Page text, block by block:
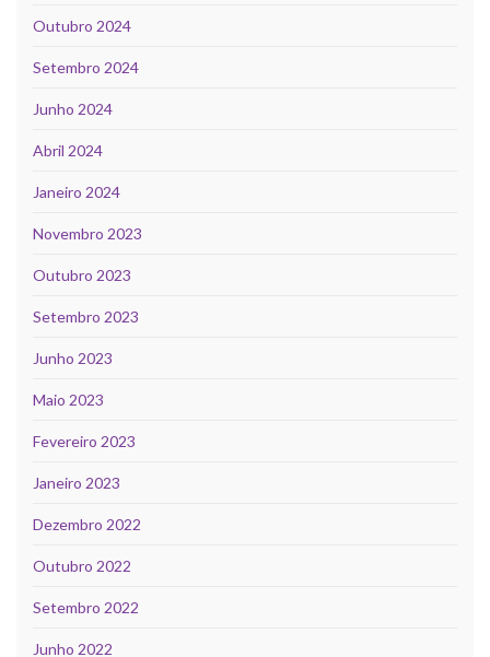
Outubro 2024
Setembro 2024
Junho 2024
Abril 2024
Janeiro 2024
Novembro 2023
Outubro 2023
Setembro 2023
Junho 2023
Maio 2023
Fevereiro 2023
Janeiro 2023
Dezembro 2022
Outubro 2022
Setembro 2022
Junho 2022